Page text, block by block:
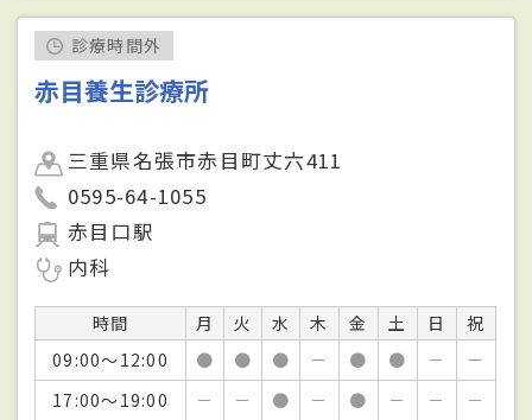
診療時間外
赤目養生診療所
三重県名張市赤目町丈六411
0595-64-1055
赤目口駅
内科
時間 月 火 水 木 金 土 日
祝
09:00～12:00
● ● ● － ● ● －
－
17:00～19:00
－ － ● － ● － － －